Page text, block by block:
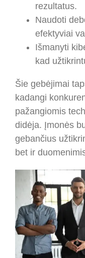
rezultatus.
Naudoti
efektyviai
Išmanyti
kad
Šie gebėjimai
kadangi
pažangiomis
didėja. Įmonės
gebančius
bet ir